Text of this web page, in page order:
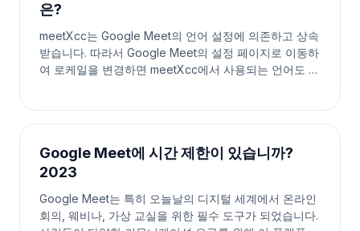
은?
meetXcc는 Google Meet의 언어 설정에 의존하고 상속
받습니다. 따라서 Google Meet의 설정 페이지로 이동하
여 로케일을 변경하면 meetXcc에서 사용되는 언어도 업
Google Meet에 시간 제한이 있습니까?
2023
Google Meet는 특히 오늘날의 디지털 세계에서 온라인
회의, 웨비나, 가상 교실을 위한 필수 도구가 되었습니다.